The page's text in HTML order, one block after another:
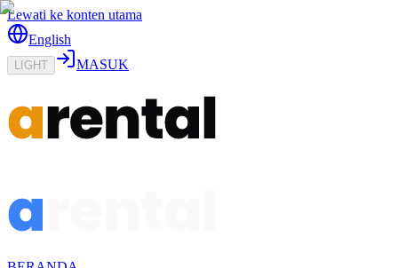
Lewati ke konten utama
English
LIGHT MASUK